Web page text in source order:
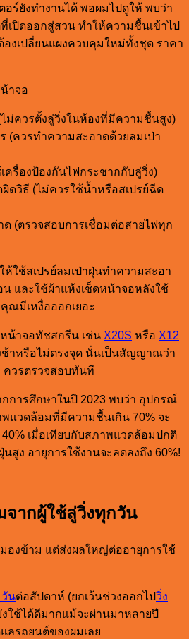
อร์ยังทำงานได้ พอผมไปดูให้ พบว่า
เปิดออกสู่สวน ทำให้ความชื้นเข้าไป
องเปลี่ยนแผงควบคุมใหม่ทั้งชุด ราคา
าจอ
ม่ควรตั้งลู่วิ่งในห้องที่มีความชื้นสูง)
(ควรทำความสะอาดด้วยลมเป่า
ครื่องป้องกันไฟกระชากกับลู่วิ่ง)
ดวิธี (ไม่ควรใช้น้ำหรือสเปรย์ฉีด
(ตรวจสอบการเชื่อมต่อสายไฟทุก
ใช้สเปรย์ลมเป่าฝุ่นทำความสะอา
น และใช้ผ้าแห้งเช็ดหน้าจอหลังใช้
ณมีเหงื่อออกเยอะ
น้าจอทัชสกรีน เช่น X20S หรือ X12
าหรือไม่ตรงจุด นั่นเป็นสัญญาณว่า
ควรตรวจสอบทันที
การศึกษาในปี 2023 พบว่า อุปกรณ์
แวดล้อมที่มีความชื้นเกิน 70% จะ
เมื่อเทียบกับสภาพแวดล้อมปกติ
สูง อายุการใช้งานจะลดลงถึง 60%!
จากผู้ใช้ลู่วิ่งทุกวัน
มองข้าม แต่ส่งผลใหญ่ต่ออายุการใช้
วันต่อสัปดาห์ (ยกเว้นช่วงออกไปวิ่ง
งใช้ได้ดีมากแม้จะผ่านมาหลายปี
ลรถยนต์ของผมเลย